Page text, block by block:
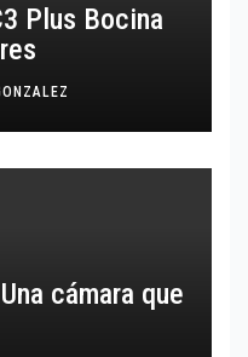
Plus Bocina
cámara que